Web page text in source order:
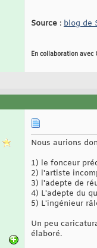
Source : blog de
En collaboration avec
Nous aurions
1) le fonceur
2) l'artiste
3) l'adepte de
4) L'adepte du
5) L'ingénieur
Un peu
élaboré.